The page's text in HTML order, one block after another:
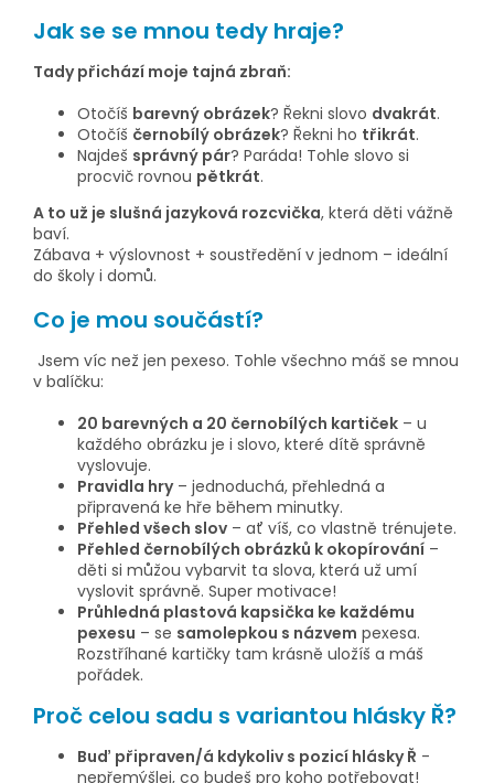
Jak se se mnou tedy hraje?
Tady přichází moje tajná zbraň:
Otočíš barevný obrázek? Řekni slovo dvakrát.
Otočíš černobílý obrázek? Řekni ho třikrát.
Najdeš správný pár? Paráda! Tohle slovo si
procvič rovnou pětkrát.
A to už je slušná jazyková rozcvička, která děti vážně
baví.
Zábava + výslovnost + soustředění v jednom – ideální
do školy i domů.
Co je mou součástí?
Jsem víc než jen pexeso. Tohle všechno máš se mnou
v balíčku:
20 barevných a 20 černobílých kartiček – u
každého obrázku je i slovo, které dítě správně
vyslovuje.
Pravidla hry– jednoduchá, přehledná a
připravená ke hře během minutky.
Přehled všech slov – ať víš, co vlastně trénujete.
Přehled černobílých obrázků k okopírování –
děti si můžou vybarvit ta slova, která už umí
vyslovit správně. Super motivace!
Průhledná plastová kapsička ke každému
pexesu – se samolepkou s názvem pexesa.
Rozstříhané kartičky tam krásně uložíš a máš
pořádek.
Proč celou sadu s variantou hlásky Ř?
Buď připraven/á kdykoliv s pozicí hlásky Ř -
nepřemýšlej, co budeš pro koho potřebovat!